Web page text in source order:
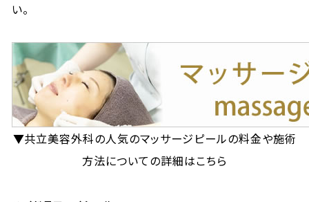
い。
▼共立美容外科の人気のマッサージピールの料金や施術
方法についての詳細はこちら